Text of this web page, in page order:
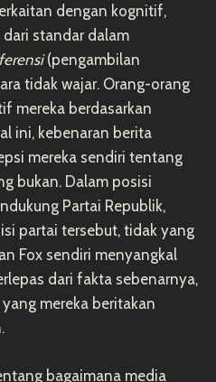
dengan kognitif,
standar dalam
(pengambilan
tidak wajar. Orang-orang
mereka berdasarkan
ini, kebenaran berita
mereka sendiri tentang
bukan. Dalam posisi
Partai Republik,
partai tersebut, tidak yang
Fox sendiri menyangkal
dari fakta sebenarnya,
mereka beritakan
bagaimana media